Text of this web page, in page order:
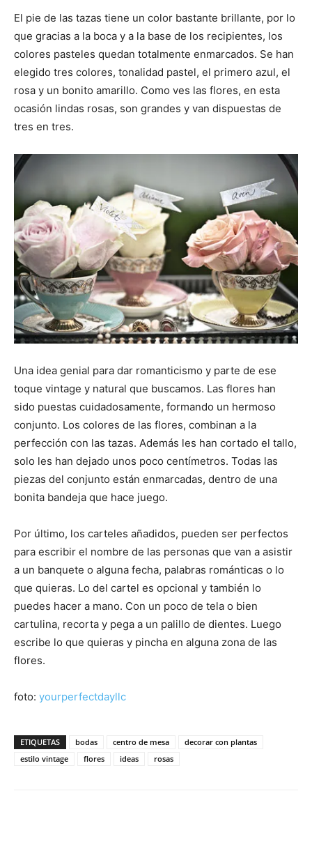
El pie de las tazas tiene un color bastante brillante, por lo
que gracias a la boca y a la base de los recipientes, los
colores pasteles quedan totalmente enmarcados. Se han
elegido tres colores, tonalidad pastel, el primero azul, el
rosa y un bonito amarillo. Como ves las flores, en esta
ocasión lindas rosas, son grandes y van dispuestas de
tres en tres.
Una idea genial para dar romanticismo y parte de ese
toque vintage y natural que buscamos. Las flores han
sido puestas cuidadosamente, formando un hermoso
conjunto. Los colores de las flores, combinan a la
perfección con las tazas. Además les han cortado el tallo,
solo les han dejado unos poco centímetros. Todas las
piezas del conjunto están enmarcadas, dentro de una
bonita bandeja que hace juego.
Por último, los carteles añadidos, pueden ser perfectos
para escribir el nombre de las personas que van a asistir
a un banquete o alguna fecha, palabras románticas o lo
que quieras. Lo del cartel es opcional y también lo
puedes hacer a mano. Con un poco de tela o bien
cartulina, recorta y pega a un palillo de dientes. Luego
escribe lo que quieras y pincha en alguna zona de las
flores.
foto: yourperfectdayllc
ETIQUETAS bodas centro de mesa
decorar con plantas
estilo vintage
flores ideas rosas